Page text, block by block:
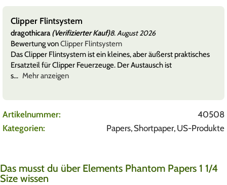
praktisches
ist
dragothicara(Verifizierter Kauf)
Bewertung von
Das Clipper Feuerzeuggas mit 300 ml
seine zuverlässige Qualität überzeugt. Das
Artikelnummer:
40508
Kategorien:
Papers, Shortpaper, US-Produkte
Das musst du über Elements Phantom Papers 1 1/4
Size wissen